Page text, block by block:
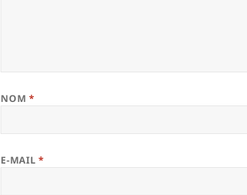
NOM *
E-MAIL *